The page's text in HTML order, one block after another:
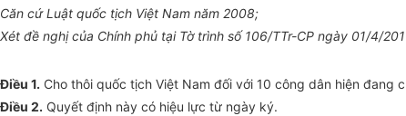
Căn cứ Luật quốc tịch Việt Nam năm 2008;
Xét đề nghị của Chính phủ tại Tờ trình số 106/TTr-CP ngày 01/4/
Điều 1. Cho thôi quốc tịch Việt Nam đối với 10 công dân hiện đang
Điều 2. Quyết định này có hiệu lực từ ngày ký.